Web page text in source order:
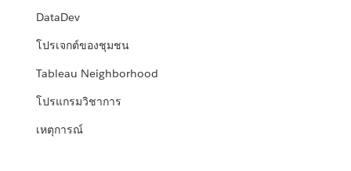
DataDev
โปรเจกต์ของชุมชน
Tableau Neighborhood
โปรแกรมวิชาการ
เหตุการณ์